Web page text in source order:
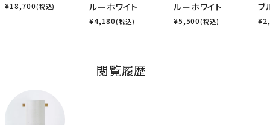
¥18,700(税込)
ルーホワイト
¥4,180(税込)
ルーホワイト
¥5,500(税込)
ブ
¥
閲覧履歴